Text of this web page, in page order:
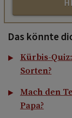
Das könnte
Kürbis-
Sorten?
Mach den
Papa?